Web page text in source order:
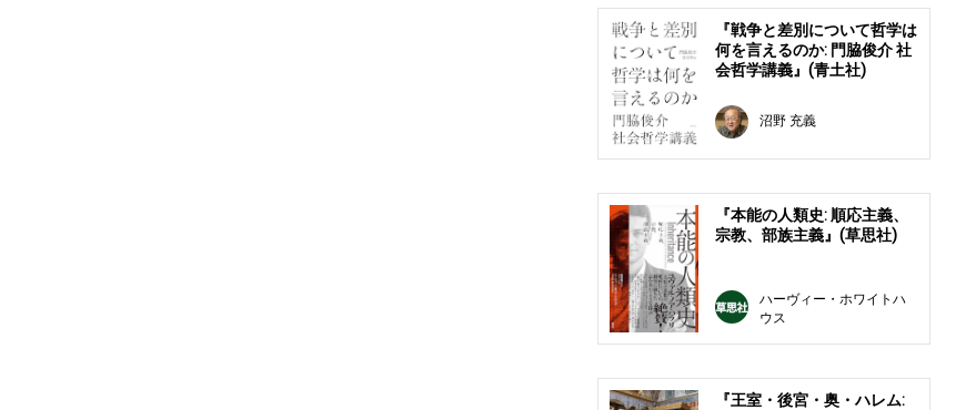
『戦争と差別について哲学は
何を言えるのか: 門脇俊介 社
会哲学講義』(青土社)
沼野 充義
『本能の人類史: 順応主義、
宗教、部族主義』(草思社)
ハーヴィー・ホワイトハ
ウス
『王室・後宮・奥・ハレム: